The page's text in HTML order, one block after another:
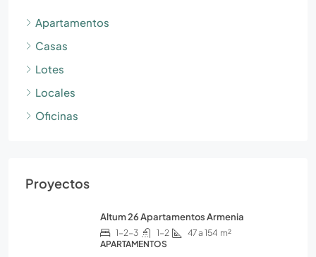
Apartamentos
Casas
Lotes
Locales
Oficinas
Proyectos
Altum 26 Apartamentos Armenia
1-2-3 1-2 47 a 154 m²
APARTAMENTOS